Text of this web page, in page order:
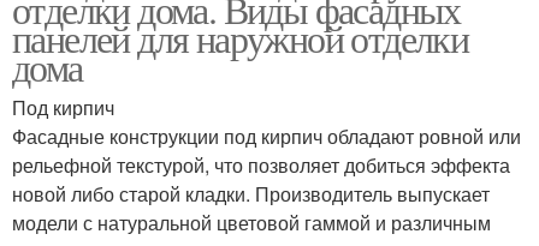
панелей для наружной отделки
дома
Под кирпич
Фасадные конструкции под кирпич обладают ровной или
рельефной текстурой, что позволяет добиться эффекта
новой либо старой кладки. Производитель выпускает
модели с натуральной цветовой гаммой и различным